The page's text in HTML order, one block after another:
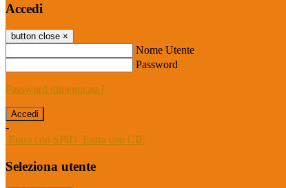
Accedi
button close ×
Nome Utente
Password
Password dimenticata?
-
Entra con SPID Entra con CIE
Seleziona utente